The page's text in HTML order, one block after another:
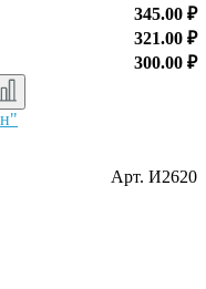
345.00 ₽
321.00 ₽
300.00 ₽
Арт. И2620